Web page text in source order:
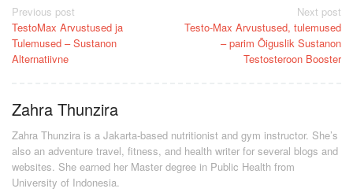
Post
navigation
Previous post
TestoMax Arvustused ja
Tulemused – Sustanon
Alternatiivne
Next post
Testo-Max Arvustused, tulemused
– parim Õiguslik Sustanon
Testosteroon Booster
Zahra Thunzira
Zahra Thunzira is a Jakarta-based nutritionist and gym instructor. She’s
also an adventure travel, fitness, and health writer for several blogs and
websites. She earned her Master degree in Public Health from
University of Indonesia.